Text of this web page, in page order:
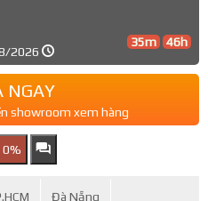
35m 46h
2026
NGAY
showroom xem hàng
0%
Đà Nẵng